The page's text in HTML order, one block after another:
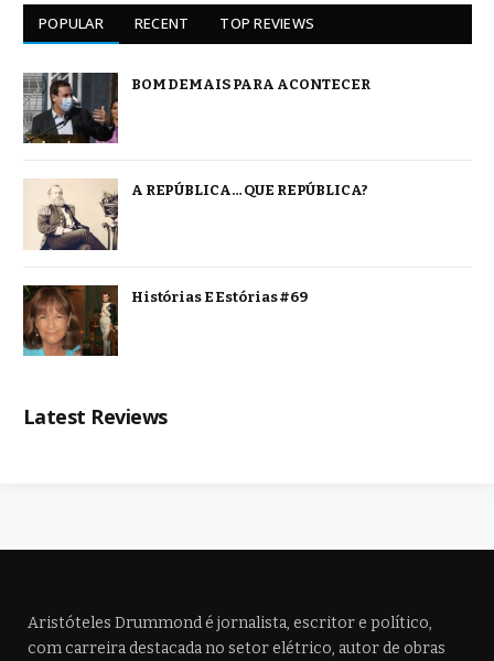
POPULAR RECENT TOP REVIEWS
BOM DEMAIS PARA ACONTECER
A REPÚBLICA… QUE REPÚBLICA?
Histórias E Estórias #69
Latest Reviews
Aristóteles Drummond é jornalista, escritor e político,
com carreira destacada no setor elétrico, autor de obras